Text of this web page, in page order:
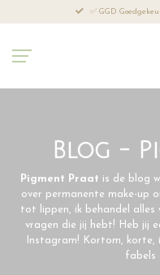
Leeftijd: vanaf 18
Blog -
Pigment Praat is de blog
over permanente make-up
tot lippen, ik behandel
vragen die jij hebt! Heb jij
Instagram! Kortom,
fabels